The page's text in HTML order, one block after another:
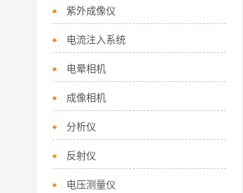
紫外成像仪
电流注入系统
电晕相机
成像相机
分析仪
反射仪
电压测量仪